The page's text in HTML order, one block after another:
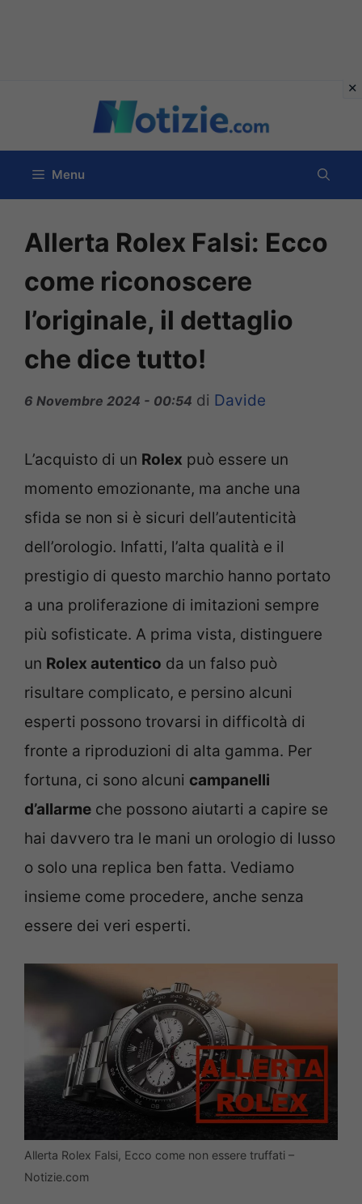
contenuto
Menu
Allerta Rolex Falsi: Ecco
come riconoscere
l’originale, il dettaglio
che dice tutto!
6 Novembre 2024 - 00:54 di Davide
L’acquisto di un Rolex può essere un
momento emozionante, ma anche una
sfida se non si è sicuri dell’autenticità
dell’orologio. Infatti, l’alta qualità e il
prestigio di questo marchio hanno portato
a una proliferazione di imitazioni sempre
più sofisticate. A prima vista, distinguere
un Rolex autentico da un falso può
risultare complicato, e persino alcuni
esperti possono trovarsi in difficoltà di
fronte a riproduzioni di alta gamma. Per
fortuna, ci sono alcuni campanelli
d’allarme che possono aiutarti a capire se
hai davvero tra le mani un orologio di lusso
o solo una replica ben fatta. Vediamo
insieme come procedere, anche senza
essere dei veri esperti.
Allerta Rolex Falsi, Ecco come non essere truffati –
Notizie.com